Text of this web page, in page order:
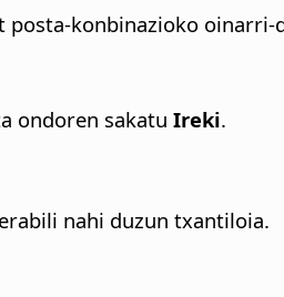
konbinazioko
ondoren sakatu Ireki.
nahi duzun txantiloia.